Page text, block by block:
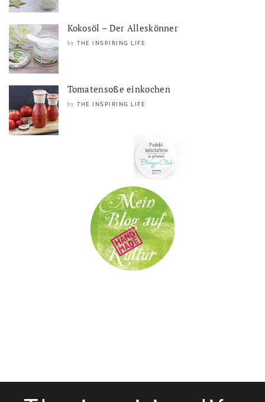
Kokosöl – Der Alleskönner
by THE INSPIRING LIFE
Tomatensoße einkochen
by THE INSPIRING LIFE